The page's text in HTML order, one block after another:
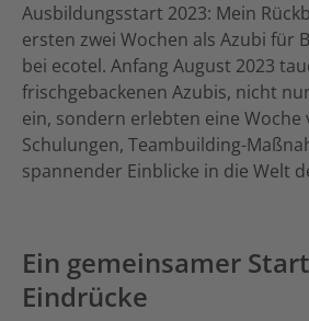
Ausbildungsstart 2023: Mein
ersten zwei Wochen als Azubi für
bei ecotel. Anfang August 2023
frischgebackenen Azubis, nicht
ein, sondern erlebten eine
Schulungen, Teambuilding-
spannender Einblicke in die Welt
Ein gemeinsamer
Eindrücke